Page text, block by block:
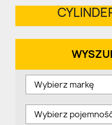
Wybierz markę
Wybierz